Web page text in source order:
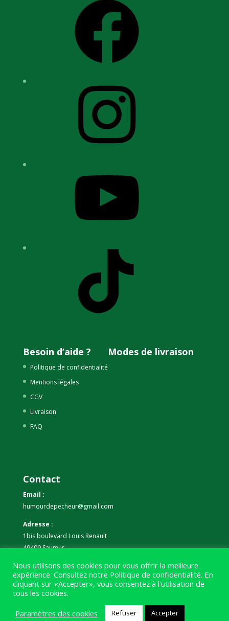
Besoin d’aide ?
Politique de confidentialité
Mentions légales
CGV
Livraison
FAQ
Modes de livraison
Contact
Email :
humourdepecheur@gmail.com
Adresse :
1bis boulevard Louis Renault
49400 Saumur
Téléphone :
07 59 61 06 63
Nous utilisons des cookies pour vous offrir la meilleure
expérience. Consultez notre Politique de confidentialité. En
cliquant sur «Accepter», vous consentez à l'utilisation de
tous les cookies.
Paramètres des cookies
Refuser Accepter